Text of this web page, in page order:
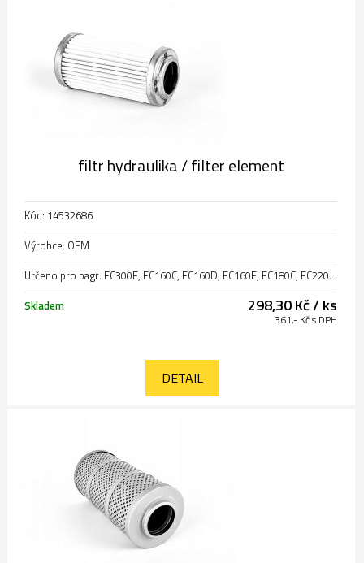
filtr hydraulika / filter element
Kód: 14532686
Výrobce: OEM
Určeno pro bagr: EC300E, EC160C, EC160D, EC160E, EC180C, EC220D, EC220E, EC240B, EC250D, EC250E, EC290B, EC140C, EC140D, EC140E, EC210B, EC170D
Skladem
298,30 Kč / ks
361,- Kč s DPH
DETAIL